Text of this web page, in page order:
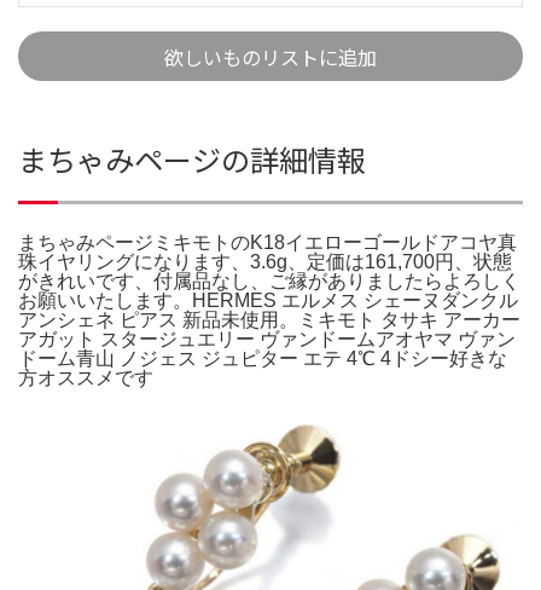
欲しいものリストに追加
まちゃみページの詳細情報
まちゃみページミキモトのK18イエローゴールドアコヤ真
珠イヤリングになります、3.6g、定価は161,700円、状態
がきれいです、付属品なし、ご縁がありましたらよろしく
お願いいたします。HERMES エルメス シェーヌダンクル
アンシェネ ピアス 新品未使用。ミキモト タサキ アーカー
アガット スタージュエリー ヴァンドームアオヤマ ヴァン
ドーム青山 ノジェス ジュピター エテ 4℃ 4ドシー好きな
方オススメです